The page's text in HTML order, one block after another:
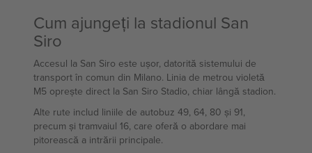
Cum ajungeți la stadionul San
Siro
Accesul la San Siro este ușor, datorită sistemului de
transport în comun din Milano. Linia de metrou violetă
M5 oprește direct la San Siro Stadio, chiar lângă stadion.
Alte rute includ liniile de autobuz 49, 64, 80 și 91,
precum și tramvaiul 16, care oferă o abordare mai
pitorească a intrării principale.